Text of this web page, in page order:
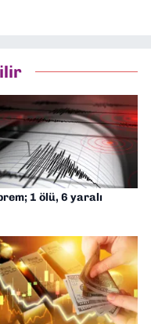
üstleniyorum.
1 ölü, 6 yaralı